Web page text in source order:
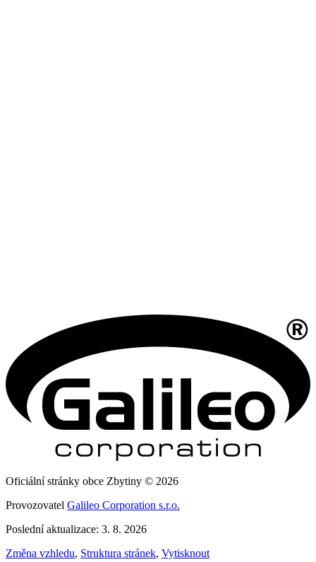
Oficiální stránky obce Zbytiny © 2026
Provozovatel Galileo Corporation s.r.o.
Poslední aktualizace: 3. 8. 2026
Změna vzhledu, Struktura stránek, Vytisknout